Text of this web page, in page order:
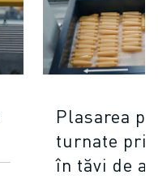
Plasarea
turnate
în tăvi de